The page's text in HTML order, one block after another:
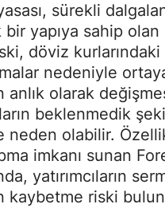
sürekli
bir yapıya sahip olan
döviz kurlarındaki
nedeniyle
anlık olarak
beklenmedik
neden olabilir.
imkanı sunan
yatırımcıların
kaybetme riski